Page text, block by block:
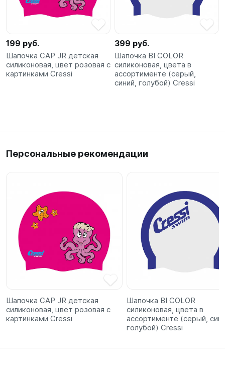
сёрфинг
Подарочные
Карты
199 руб.
Шапочка CAP JR детская
силиконовая, цвет розовая с
картинками Cressi
399 руб.
Шапочка BI COLOR
силиконовая, цвета в
ассортименте (серый,
синий, голубой) Cressi
Персональные рекомендации
Шапочка CAP JR детская
силиконовая, цвет розовая с
картинками Cressi
Шапочка BI COLOR
силиконовая, цвета в
ассортименте (серый,
голубой) Cressi